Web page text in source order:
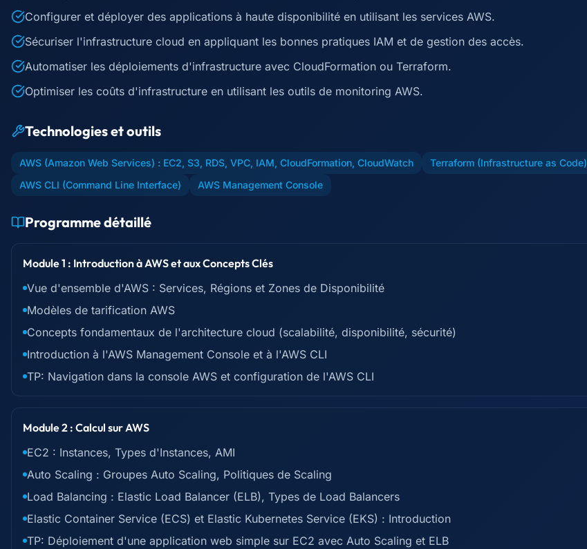
Configurer et déployer des applications à haute disponibilité en utilisant les services AWS.
Sécuriser l'infrastructure cloud en appliquant les bonnes pratiques IAM et de gestion des accès.
Automatiser les déploiements d'infrastructure avec CloudFormation ou Terraform.
Optimiser les coûts d'infrastructure en utilisant les outils de monitoring AWS.
Technologies et outils
AWS (Amazon Web Services) : EC2, S3, RDS, VPC, IAM, CloudFormation, CloudWatch
Terraform (Infrastructure as Code)
AWS CLI (Command Line Interface)
AWS Management Console
Programme détaillé
Module 1 : Introduction à AWS et aux Concepts Clés
Vue d'ensemble d'AWS : Services, Régions et Zones de Disponibilité
Modèles de tarification AWS
Concepts fondamentaux de l'architecture cloud (scalabilité, disponibilité, sécurité)
Introduction à l'AWS Management Console et à l'AWS CLI
TP: Navigation dans la console AWS et configuration de l'AWS CLI
Module 2 : Calcul sur AWS
EC2 : Instances, Types d'Instances, AMI
Auto Scaling : Groupes Auto Scaling, Politiques de Scaling
Load Balancing : Elastic Load Balancer (ELB), Types de Load Balancers
Elastic Container Service (ECS) et Elastic Kubernetes Service (EKS) : Introduction
TP: Déploiement d'une application web simple sur EC2 avec Auto Scaling et ELB